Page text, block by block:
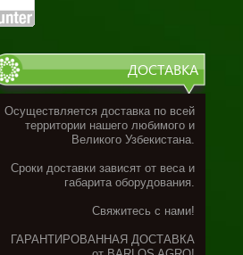
ДОСТАВКА
Осуществляется доставка по всей
территории нашего любимого и
Великого Узбекистана.
Сроки доставки зависят от веса и
габарита оборудования.
Свяжитесь с нами!
ГАРАНТИРОВАННАЯ ДОСТАВКА